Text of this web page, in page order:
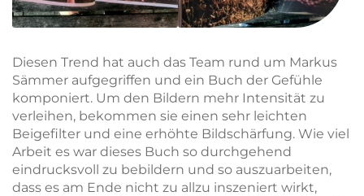
Diesen Trend hat auch das Team rund um Markus
Sämmer aufgegriffen und ein Buch der Gefühle
komponiert. Um den Bildern mehr Intensität zu
verleihen, bekommen sie einen sehr leichten
Beigefilter und eine erhöhte Bildschärfung. Wie viel
Arbeit es war dieses Buch so durchgehend
eindrucksvoll zu bebildern und so auszuarbeiten,
dass es am Ende nicht zu allzu inszeniert wirkt,